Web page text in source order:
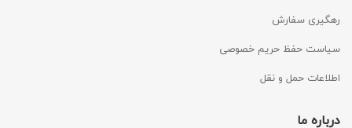
رهگیری سفارش
سیاست حفظ حریم خصوصی
اطلاعات حمل و نقل
درباره ما